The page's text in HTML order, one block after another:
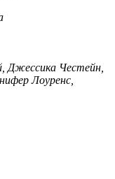
Джессика Честейн,
Лоуренс,